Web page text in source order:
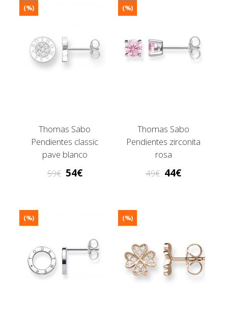
Thomas Sabo
Pendientes classic
pave blanco
(%)
59 54
Thomas Sabo
Pendientes zirconita
rosa
(%)
49 44
(%) (%)